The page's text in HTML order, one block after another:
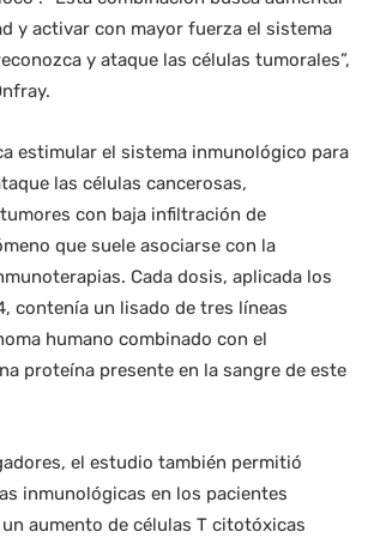
y activar con mayor fuerza el sistema
y ataque las células tumorales”,
estimular el sistema inmunológico para
las células cancerosas,
con baja infiltración de
que suele asociarse con la
Cada dosis, aplicada los
contenía un lisado de tres líneas
humano combinado con el
proteína presente en la sangre de este
el estudio también permitió
inmunológicas en los pacientes
aumento de células T citotóxicas